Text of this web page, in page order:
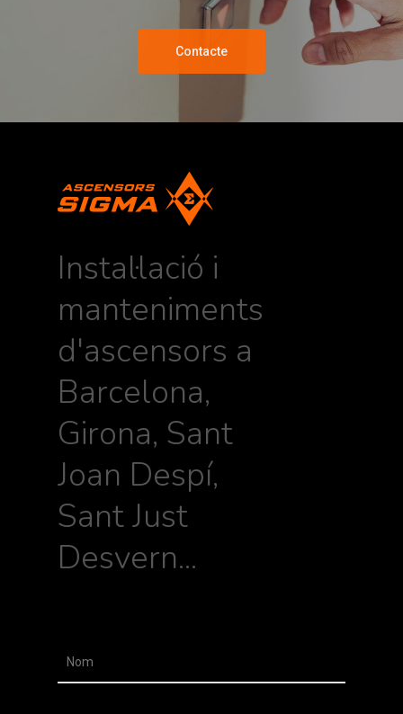
Contacte
Instal·lació i
manteniments
d'ascensors a
Barcelona,
Girona, Sant
Joan Despí,
Sant Just
Desvern...